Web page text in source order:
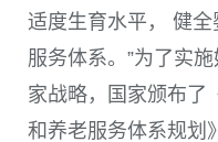
适度生育水平， 健
服务体系。”为了实
家战略，国家颁布了
和养老服务体系规划